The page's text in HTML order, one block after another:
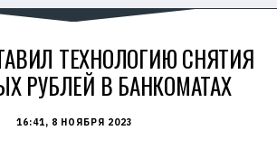
ТЕХНОЛОГИЮ СНЯТИЯ
РУБЛЕЙ В БАНКОМАТАХ
16:41, 8 НОЯБРЯ 2023